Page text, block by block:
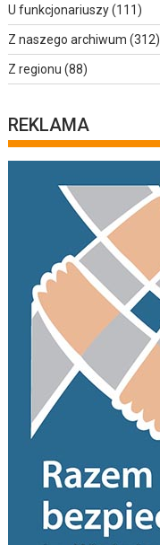
U funkcjonariuszy(111)
Z naszego archiwum (312)
Z regionu (88)
REKLAMA